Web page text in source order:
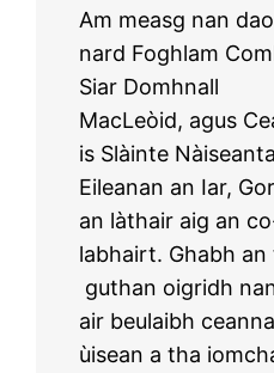
Am measg nan
nard Foghlam
Siar Domhnall
MacLeòid, agus
is Slàinte
Eileanan an Iar,
an làthair aig an
labhairt. Ghabh
guthan oigridh
air beulaibh
ùisean a tha